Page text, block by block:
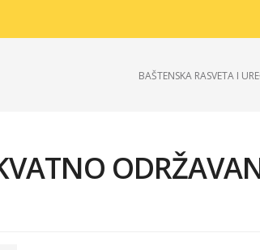
BAŠTENSKA RASVETA I